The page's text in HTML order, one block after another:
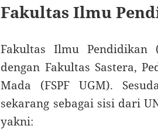
Fakultas Ilmu
Fakultas Ilmu Pendidikan
dengan Fakultas Sastera,
Mada (FSPF UGM).
sekarang sebagai sisi dari
yakni: